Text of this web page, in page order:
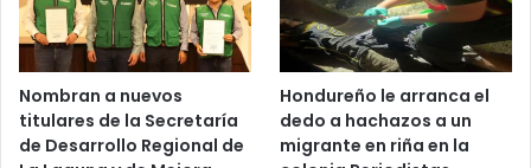
Nombran a nuevos
titulares de la Secretaría
de Desarrollo Regional de
Hondureño le arranca el
dedo a hachazos a un
migrante en riña en la